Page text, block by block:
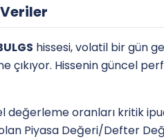
Veriler
hissesi, volatil bir gün
Hissenin güncel
oranları kritik
Piyasa Değeri/Defter